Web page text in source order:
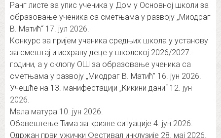
Ранг листе за упис ученика у Дом у Основној школи за
образовање ученика са сметњама у развоју „Миодраг
В. Матић“ 17. јул 2026.
Конкурс за пријем ученика средњих школа у установу
за смештај и исхрану деце у школској 2026/2027.
години, а у склопу ОШ за образовање ученика са
сметњама у развоју „Миодраг В. Матић″ 16. јун 2026.
Учешће на 13. манифестацији „Кикини дани“ 12. јун
2026.
Мала матура 10. јун 2026.
Обавештење Тима за кризне ситуације 4. јун 2026.
Одржан први ужички Фестивал инклузије 28. мај 2026.